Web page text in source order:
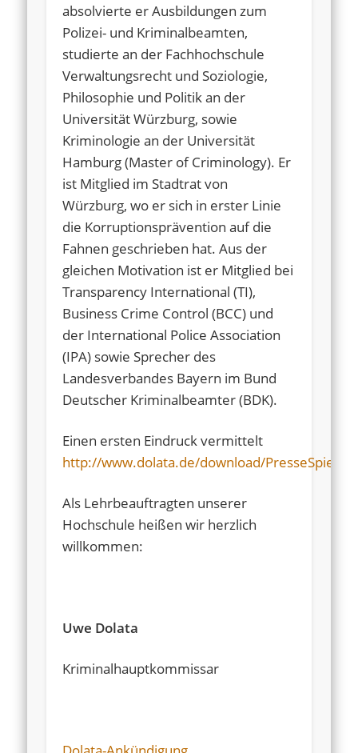
absolvierte er Ausbildungen zum
Polizei- und Kriminalbeamten,
studierte an der Fachhochschule
Verwaltungsrecht und Soziologie,
Philosophie und Politik an der
Universität Würzburg, sowie
Kriminologie an der Universität
Hamburg (Master of Criminology). Er
ist Mitglied im Stadtrat von
Würzburg, wo er sich in erster Linie
die Korruptionsprävention auf die
Fahnen geschrieben hat. Aus der
gleichen Motivation ist er Mitglied bei
Transparency International (TI),
Business Crime Control (BCC) und
der International Police Association
(IPA) sowie Sprecher des
Landesverbandes Bayern im Bund
Deutscher Kriminalbeamter (BDK).
Einen ersten Eindruck vermittelt
http://www.dolata.de/download/
Als Lehrbeauftragten unserer
Hochschule heißen wir herzlich
willkommen:
Uwe Dolata
Kriminalhauptkommissar